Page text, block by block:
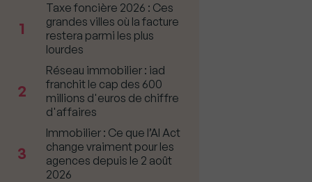
1
Taxe foncière 2026 : Ces
grandes villes où la facture
restera parmi les plus
lourdes
2
Réseau immobilier : iad
franchit le cap des 600
millions d'euros de chiffre
d'affaires
3
Immobilier : Ce que l’AI Act
change vraiment pour les
agences depuis le 2 août
2026